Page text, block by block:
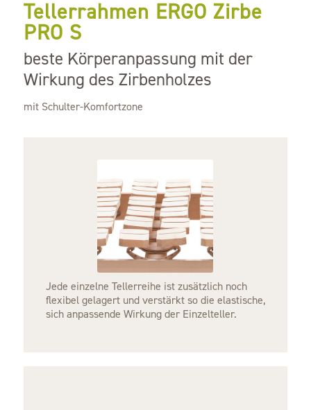
Tellerrahmen ERGO Zirbe
PRO S
beste Körperanpassung mit der
Wirkung des Zirbenholzes
mit Schulter-Komfortzone
Jede einzelne Tellerreihe ist zusätzlich noch
flexibel gelagert und verstärkt so die elastische,
sich anpassende Wirkung der Einzelteller.